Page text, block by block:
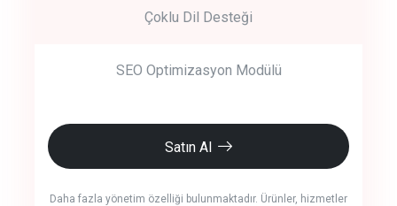
Çoklu Dil Desteği
SEO Optimizasyon Modülü
Satın Al
Daha fazla yönetim özelliği bulunmaktadır. Ürünler, hizmetler